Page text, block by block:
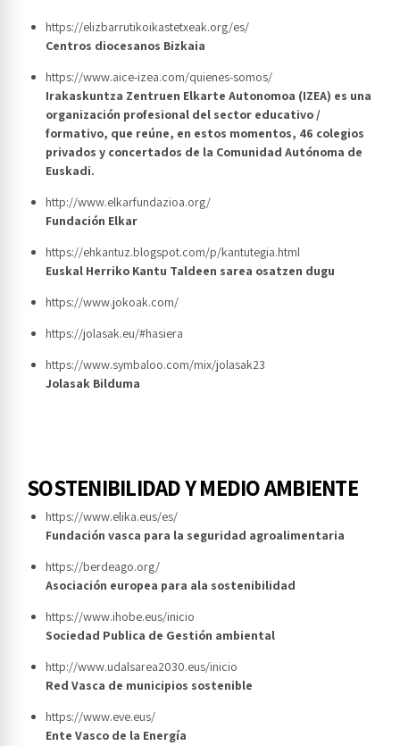
https://elizbarrutikoikastetxeak.org/es/
Centros diocesanos Bizkaia
https://www.aice-izea.com/quienes-somos/
Irakaskuntza Zentruen Elkarte Autonomoa (IZEA) es una
organización profesional del sector educativo /
formativo, que reúne, en estos momentos, 46 colegios
privados y concertados de la Comunidad Autónoma de
Euskadi.
http://www.elkarfundazioa.org/
Fundación Elkar
https://ehkantuz.blogspot.com/p/kantutegia.html
Euskal Herriko Kantu Taldeen sarea osatzen dugu
https://www.jokoak.com/
https://jolasak.eu/#hasiera
https://www.symbaloo.com/mix/jolasak23
Jolasak Bilduma
SOSTENIBILIDAD Y MEDIO AMBIENTE
https://www.elika.eus/es/
Fundación vasca para la seguridad agroalimentaria
https://berdeago.org/
Asociación europea para ala sostenibilidad
https://www.ihobe.eus/inicio
Sociedad Publica de Gestión ambiental
http://www.udalsarea2030.eus/inicio
Red Vasca de municipios sostenible
https://www.eve.eus/
Ente Vasco de la Energía